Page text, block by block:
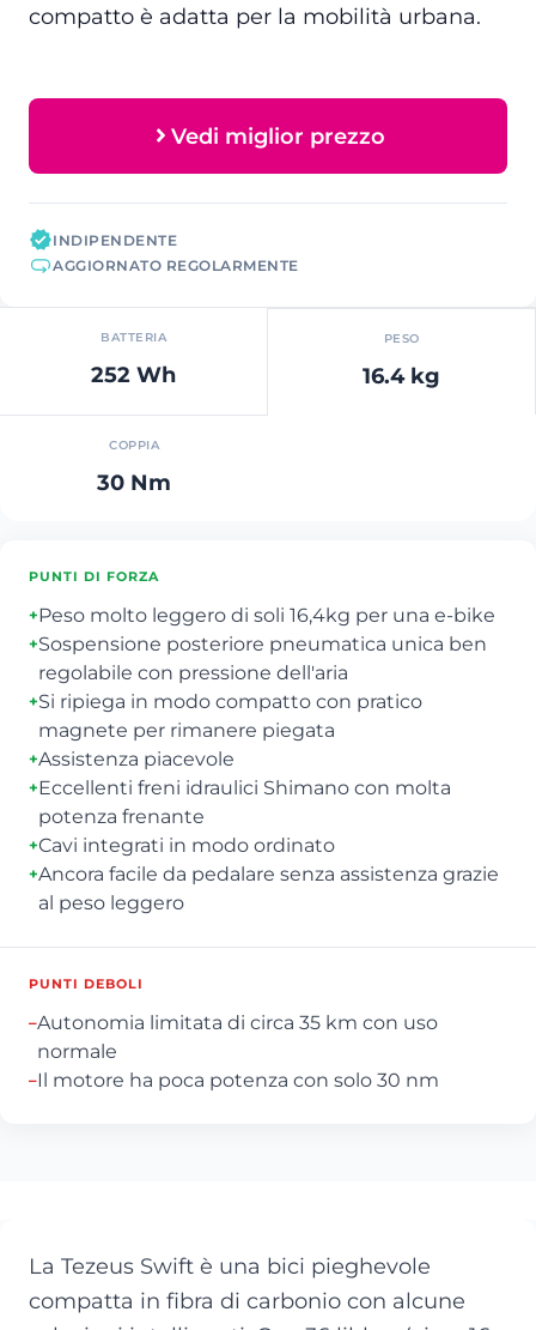
compatto è adatta per la mobilità urbana.
Vedi miglior prezzo
INDIPENDENTE
AGGIORNATO REGOLARMENTE
BATTERIA
252 Wh
PESO
16.4 kg
COPPIA
30 Nm
PUNTI DI FORZA
+Peso molto leggero di soli 16,4kg per una e-bike
+Sospensione posteriore pneumatica unica ben
regolabile con pressione dell'aria
+Si ripiega in modo compatto con pratico
magnete per rimanere piegata
+Assistenza piacevole
+Eccellenti freni idraulici Shimano con molta
potenza frenante
+Cavi integrati in modo ordinato
+Ancora facile da pedalare senza assistenza grazie
al peso leggero
PUNTI DEBOLI
–Autonomia limitata di circa 35 km con uso
normale
–Il motore ha poca potenza con solo 30 nm
La Tezeus Swift è una bici pieghevole
compatta in fibra di carbonio con alcune